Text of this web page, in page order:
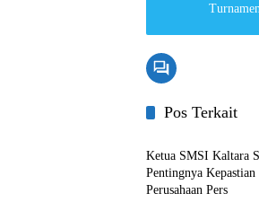
Pos Terkait
Kaltara
Ketua SMSI Kaltara
Pentingnya
Perusahaan Pers